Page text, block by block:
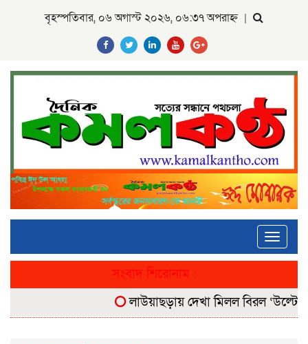
বৃহস্পতিবার, ০৬ অগাস্ট ২০২৬, ০৬:৩৭ অপরাহ্ন |
Toggle
সংবাদ শিরোনাম :
লাউয়াছড়ায় দেখা মিলল বিরল ‘উল্টোলেজি’